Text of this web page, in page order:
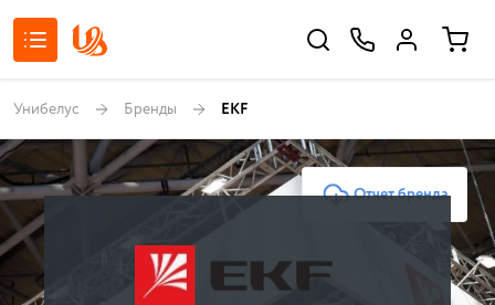
Унибелус Бренды EKF
Отчет бренда